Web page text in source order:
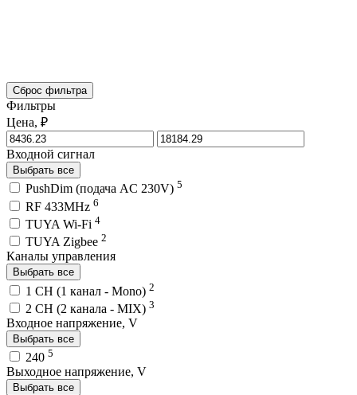
Сброс фильтра
Фильтры
Цена, ₽
Входной сигнал
Выбрать все
PushDim (подача AC 230V) 5
RF 433MHz 6
TUYA Wi-Fi 4
TUYA Zigbee 2
Каналы управления
Выбрать все
1 CH (1 канал - Mono) 2
2 CH (2 канала - MIX) 3
Входное напряжение, V
Выбрать все
240 5
Выходное напряжение, V
Выбрать все